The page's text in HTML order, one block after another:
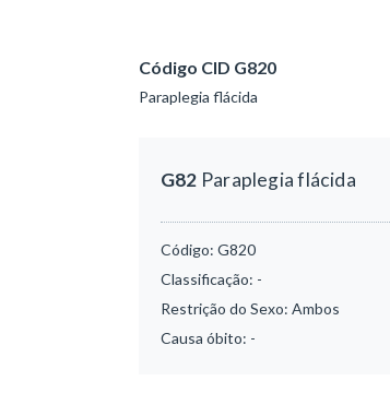
Código CID G820
Paraplegia flácida
G82 Paraplegia flácida
Código: G820
Classificação: -
Restrição do Sexo: Ambos
Causa óbito: -